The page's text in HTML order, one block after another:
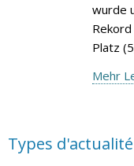
wurde
Platz
Mehr
Types d'actualité